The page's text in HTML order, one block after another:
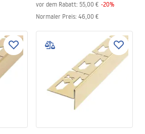
vor dem Rabatt: 55,00 € -20%
Normaler Preis: 46,00 €